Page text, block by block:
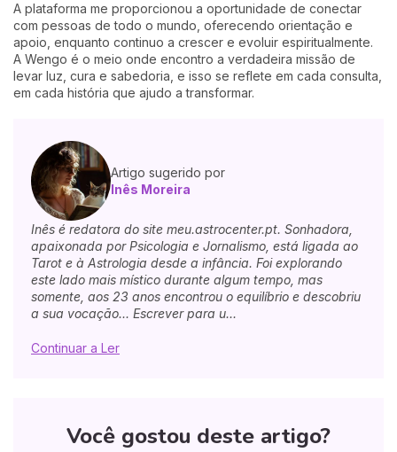
A plataforma me proporcionou a oportunidade de conectar
com pessoas de todo o mundo, oferecendo orientação e
apoio, enquanto continuo a crescer e evoluir espiritualmente.
A Wengo é o meio onde encontro a verdadeira missão de
levar luz, cura e sabedoria, e isso se reflete em cada consulta,
em cada história que ajudo a transformar.
Artigo sugerido por
Inês Moreira
Inês é redatora do site meu.astrocenter.pt. Sonhadora,
apaixonada por Psicologia e Jornalismo, está ligada ao
Tarot e à Astrologia desde a infância. Foi explorando
este lado mais místico durante algum tempo, mas
somente, aos 23 anos encontrou o equilíbrio e descobriu
a sua vocação... Escrever para u...
Continuar a Ler
Você gostou deste artigo?